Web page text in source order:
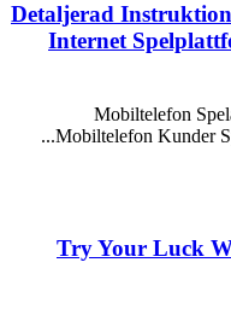
Detaljerad
Internet
Mobiltelefon
Mobiltelefon Kunder
Try Your Luck